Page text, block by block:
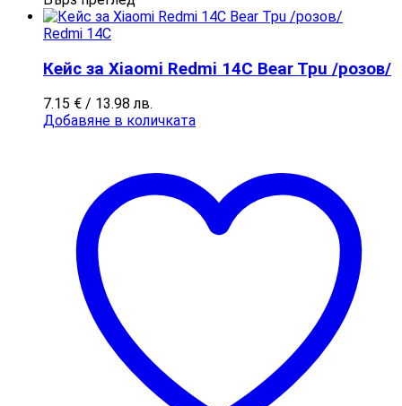
Redmi 14C
Кейс за Xiaomi Redmi 14C Bear Tpu /розов/
7.15 € / 13.98 лв.
Добавяне в количката